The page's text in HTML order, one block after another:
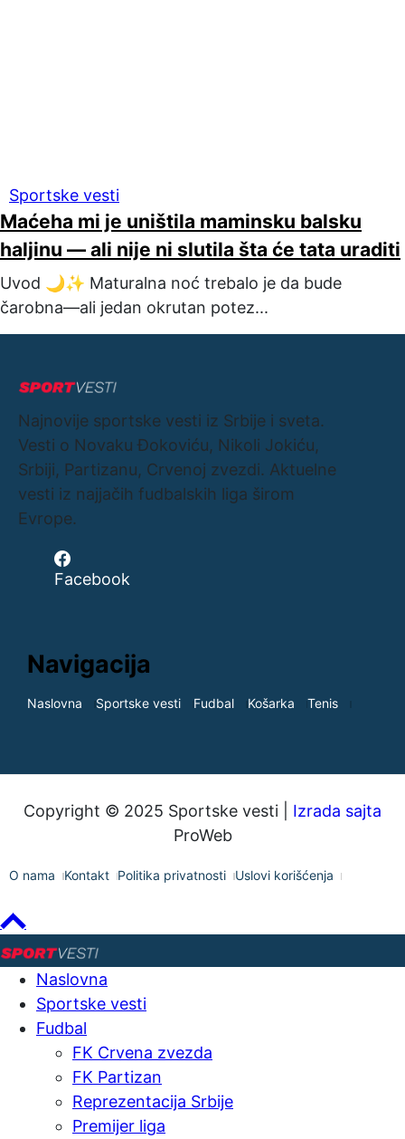
Sportske vesti
Maćeha mi je uništila maminsku balsku
haljinu — ali nije ni slutila šta će tata uraditi
Uvod 🌙✨ Maturalna noć trebalo je da bude
čarobna—ali jedan okrutan potez...
Najnovije sportske vesti iz Srbije i sveta.
Vesti o Novaku Đokoviću, Nikoli Jokiću,
Srbiji, Partizanu, Crvenoj zvezdi. Aktuelne
vesti iz najjačih fudbalskih liga širom
Evrope.
Facebook
Navigacija
Naslovna Sportske vesti Fudbal Košarka Tenis
Copyright © 2025 Sportske vesti | Izrada sajta
ProWeb
O nama Kontakt Politika privatnosti Uslovi korišćenja
Naslovna
Sportske vesti
Fudbal
FK Crvena zvezda
FK Partizan
Reprezentacija Srbije
Premijer liga